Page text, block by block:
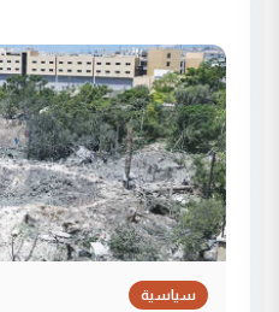
سياسية